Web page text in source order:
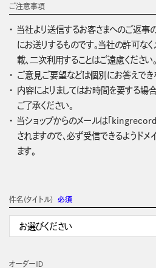
ご注意事項
当社より送信するお客さまへのご返事
にお送りするものです。当社の許可な
載、二次利用することはご遠慮ください。
ご意見ご要望などは個別にお答えでき
内容によりましてはお時間を要する場
ご了承ください。
当ショップからのメールは「
されますので、必ず受信できるようド
ます。
件名(タイトル) 必須
オーダーＩＤ